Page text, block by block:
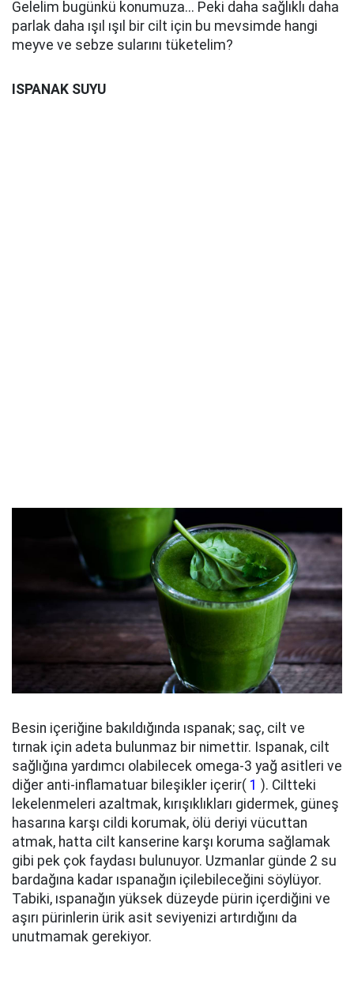
Gelelim bugünkü konumuza... Peki daha sağlıklı daha
parlak daha ışıl ışıl bir cilt için bu mevsimde hangi
meyve ve sebze sularını tüketelim?
ISPANAK SUYU
Besin içeriğine bakıldığında ıspanak; saç, cilt ve
tırnak için adeta bulunmaz bir nimettir. Ispanak, cilt
sağlığına yardımcı olabilecek omega-3 yağ asitleri ve
diğer anti-inflamatuar bileşikler içerir( 1 ). Ciltteki
lekelenmeleri azaltmak, kırışıklıkları gidermek, güneş
hasarına karşı cildi korumak, ölü deriyi vücuttan
atmak, hatta cilt kanserine karşı koruma sağlamak
gibi pek çok faydası bulunuyor. Uzmanlar günde 2 su
bardağına kadar ıspanağın içilebileceğini söylüyor.
Tabiki, ıspanağın yüksek düzeyde pürin içerdiğini ve
aşırı pürinlerin ürik asit seviyenizi artırdığını da
unutmamak gerekiyor.